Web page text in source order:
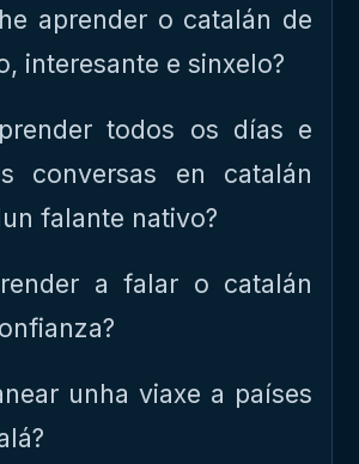
aprender o catalán de
interesante e sinxelo?
todos os días e
conversas en catalán
falante nativo?
a falar o catalán
unha viaxe a países